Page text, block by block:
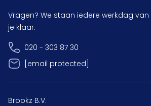
Vragen? We staan iedere werkdag van
je klaar.
020 - 303 87 30
[email protected]
Brookz B.V.